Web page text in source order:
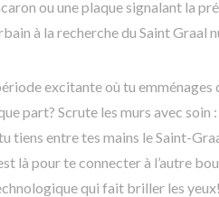
ou une plaque signalant la
à la recherche du Saint Graal
excitante où tu
part? Scrute les murs avec
tiens entre tes mains le Saint-
là pour te connecter à l’autre
qui fait briller les yeux!